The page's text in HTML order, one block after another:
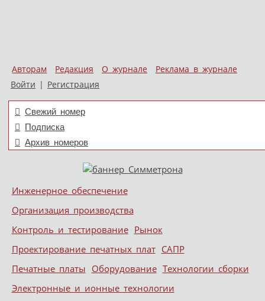
Авторам Редакция О журнале
Реклама в журнале
Войти | Регистрация
Свежий номер
Подписка
Архив номеров
Меню
Skip to content
Инженерное обеспечение
Организация производства
Контроль и тестирование Рынок
Проектирование печатных плат САПР
Печатные платы Оборудование Технологии сборки
Электронные и ионные технологии